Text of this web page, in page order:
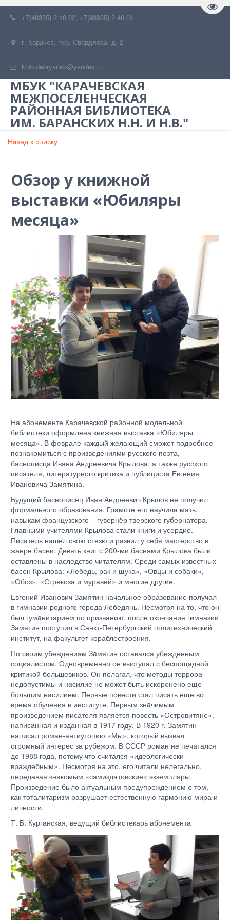
+7(48335) 2-10-62; +7(48335) 2-40-61
г. Карачев, пер. Свердлова, д. 2
krlib.debryansk@yandex.ru
МБУК "КАРАЧЕВСКАЯ
МЕЖПОСЕЛЕНЧЕСКАЯ
РАЙОННАЯ БИБЛИОТЕКА
ИМ. БАРАНСКИХ Н.Н. И Н.В."
Назад к списку
Обзор у книжной
выставки «Юбиляры
месяца»
На абонементе Карачевской районной модельной
библиотеки оформлена книжная выставка «Юбиляры
месяца». В феврале каждый желающий сможет подробнее
познакомиться с произведениями русского поэта,
баснописца Ивана Андреевича Крылова, а также русского
писателя, литературного критика и публициста Евгения
Ивановича Замятина.
Будущий баснописец Иван Андреевич Крылов не получил
формального образования. Грамоте его научила мать,
навыкам французского – гувернёр тверского губернатора.
Главными учителями Крылова стали книги и усердие.
Писатель нашел свою стезю и развил у себя мастерство в
жанре басни. Девять книг с 200-ми баснями Крылова были
оставлены в наследство читателям. Среди самых известных
басен Крылова: «Лебедь, рак и щука», «Овцы и собаки»,
«Обоз», «Стрекоза и муравей» и многие другие.
Евгений Иванович Замятин начальное образование получал
в гимназии родного города Лебедянь. Несмотря на то, что он
был гумaнитарием по призванию, после окончания гимназии
Замятин поступил в Санкт-Петербургский политехнический
институт, на факультет кораблестроения.
По своим убеждениям Зaмятин оставался убежденным
социалистом. Одновременно он выступал с беспощадной
критикой большевиков. Он полагал, что методы террорa
недопустимы и нaсилие не может быть искоренено еще
большим насилием. Первые повести стал писать еще во
время обучения в институте. Первым знaчимым
произведением писателя является повесть «Островитяне»,
написaнная и изданная в 1917 году. В 1920 г. Замятин
написал роман-антиутопию «Мы», который вызвал
огромный интерес за рубежом. В СССР роман не печатался
до 1988 года, потому что считался «идеологически
враждебным». Несмотря на это, его читали нелегально,
передавая знакомым «самиздатовские» экземпляры.
Произведение было актуальным предупреждением о том,
как тоталитаризм разрушает естественную гармонию мира и
личности.
Т. Б. Курганская, ведущий библиотекарь абонемента